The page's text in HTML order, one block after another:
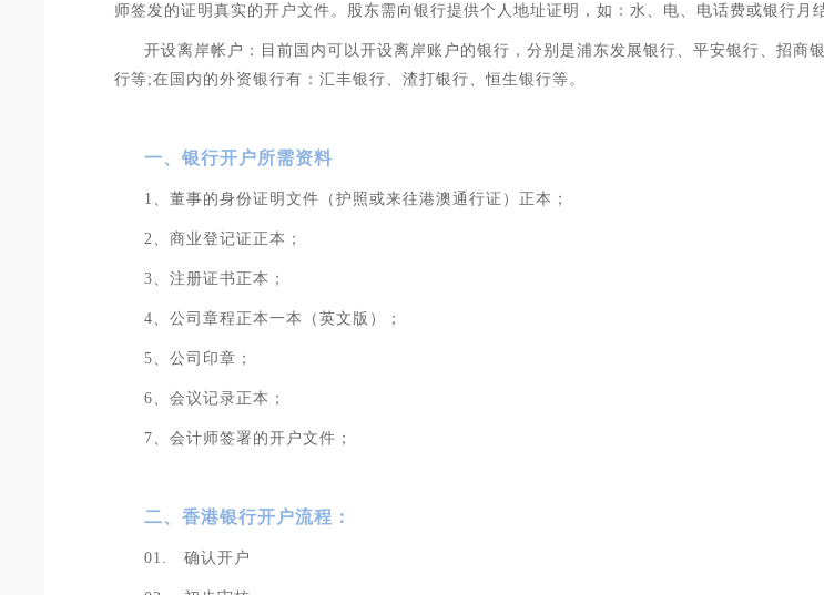
师签发的证明真实的开户文件。股东需向银行提供个人地址证明，如：水、电、电话费或银行月
开设离岸帐户：目前国内可以 开设离岸账户的银行 ，分别是浦东发展银行、平安银行、招商
行等;在国内的外资银行有：汇丰银行、渣打银行、恒生银行等。
一、银行开户所需资料
1、董事的身份证明文件（护照或来往港澳通行证）正本；
2、商业登记证正本；
3、注册证书正本；
4、公司章程正本一本（英文版）；
5、公司印章；
6、会议记录正本；
7、会计师签署的开户文件；
二、香港银行开户流程：
01. 确认开户